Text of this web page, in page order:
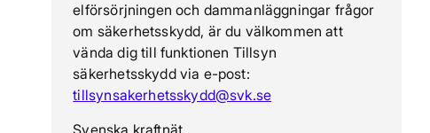
elförsörjningen och dammanläggningar frågor
om säkerhetsskydd, är du välkommen att
vända dig till funktionen Tillsyn
säkerhetsskydd via e-post:
tillsynsakerhetsskydd@svk.se
Svenska kraftnät